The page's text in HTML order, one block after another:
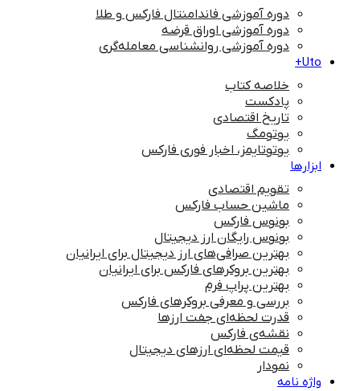
دوره آموزشی فاندامنتال فارکس و طلا
دوره آموزشی اوراق قرضه
دوره آموزشی روانشناسی معامله‌گری
Uto+
خلاصه کتاب
پادکست
تاریخ اقتصادی
یوتومگ
یوتوتایمز، اخبار فوری فارکس
ابزارها
تقویم اقتصادی
ماشین حساب فارکس
بونوس فارکس
بونوس رایگان ارز دیجیتال
بهترین صرافی‌های ارز دیجیتال برای ایرانیان
بهترین بروکرهای فارکس برای ایرانیان
بهترین پراپ‌ فرم
بررسی و معرفی بروکرهای فارکس
قدرت لحظه‌ای جفت ارزها
نقشه‌ی فارکس
قیمت لحظه‌ای ارزهای دیجیتال
نمودار
واژه نامه